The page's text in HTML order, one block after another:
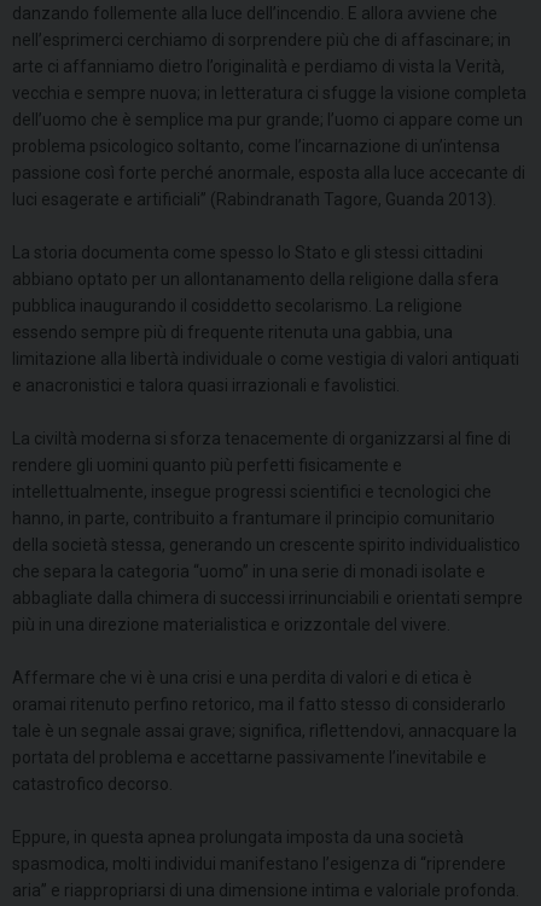
danzando follemente alla luce dell’incendio. E allora avviene che
nell’esprimerci cerchiamo di sorprendere più che di affascinare; in
arte ci affanniamo dietro l’originalità e perdiamo di vista la Verità,
vecchia e sempre nuova; in letteratura ci sfugge la visione completa
dell’uomo che è semplice ma pur grande; l’uomo ci appare come un
problema psicologico soltanto, come l’incarnazione di un’intensa
passione così forte perché anormale, esposta alla luce accecante di
luci esagerate e artificiali” (Rabindranath Tagore, Guanda 2013).
La storia documenta come spesso lo Stato e gli stessi cittadini
abbiano optato per un allontanamento della religione dalla sfera
pubblica inaugurando il cosiddetto secolarismo. La religione
essendo sempre più di frequente ritenuta una gabbia, una
limitazione alla libertà individuale o come vestigia di valori antiquati
e anacronistici e talora quasi irrazionali e favolistici.
La civiltà moderna si sforza tenacemente di organizzarsi al fine di
rendere gli uomini quanto più perfetti fisicamente e
intellettualmente, insegue progressi scientifici e tecnologici che
hanno, in parte, contribuito a frantumare il principio comunitario
della società stessa, generando un crescente spirito individualistico
che separa la categoria “uomo” in una serie di monadi isolate e
abbagliate dalla chimera di successi irrinunciabili e orientati sempre
più in una direzione materialistica e orizzontale del vivere.
Affermare che vi è una crisi e una perdita di valori e di etica è
oramai ritenuto perfino retorico, ma il fatto stesso di considerarlo
tale è un segnale assai grave; significa, riflettendovi, annacquare la
portata del problema e accettarne passivamente l’inevitabile e
catastrofico decorso.
Eppure, in questa apnea prolungata imposta da una società
spasmodica, molti individui manifestano l’esigenza di “riprendere
aria” e riappropriarsi di una dimensione intima e valoriale profonda.